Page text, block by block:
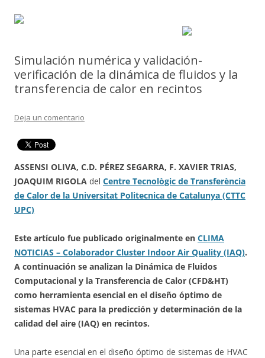
Simulación numérica y validación-
verificación de la dinámica de fluidos y la
transferencia de calor en recintos
Deja un comentario
ASSENSI OLIVA, C.D. PÉREZ SEGARRA, F. XAVIER TRIAS,
JOAQUIM RIGOLA del Centre Tecnològic de Transferència
de Calor de la Universitat Politecnica de Catalunya (CTTC
UPC)
Este artículo fue publicado originalmente en CLIMA
NOTICIAS – Colaborador Cluster Indoor Air Quality (IAQ).
A continuación se analizan la Dinámica de Fluidos
Computacional y la Transferencia de Calor (CFD&HT)
como herramienta esencial en el diseño óptimo de
sistemas HVAC para la predicción y determinación de la
calidad del aire (IAQ) en recintos.
Una parte esencial en el diseño óptimo de sistemas de HVAC